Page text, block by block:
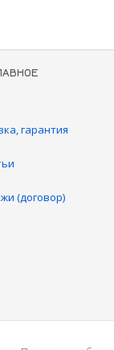
гарантия
(договор)